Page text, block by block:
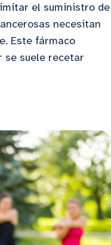
el suministro de
necesitan
Este fármaco
se suele recetar